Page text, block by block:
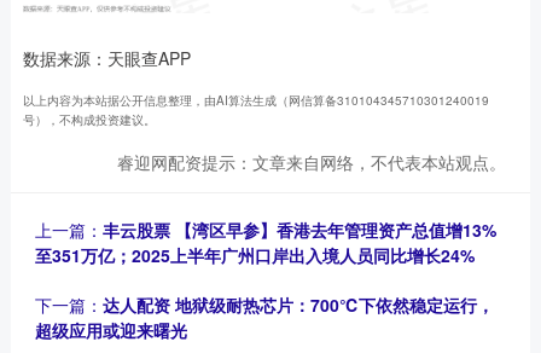
数据来源：天眼查APP
以上内容为本站据公开信息整理，由AI算法生成（网信算备310104345710301240019
号），不构成投资建议。
睿迎网配资提示：文章来自网络，不代表本站观点。
上一篇： 丰云股票 【湾区早参】香港去年管理资产总值增13%
至351万亿；2025上半年广州口岸出入境人员同比增长24%
下一篇： 达人配资 地狱级耐热芯片：700℃下依然稳定运行，
超级应用或迎来曙光